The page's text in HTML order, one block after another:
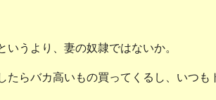
うより、妻の奴隷ではないか。
たらバカ高いもの買ってくるし、いつ